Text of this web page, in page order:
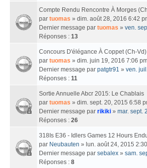
Compte Rendu Rencontre À Morges
par tuomas » dim. août 28, 2016 6:42
Dernier message par tuomas » ven.
Réponses : 13
Concours D'élégance À Coppet (Ch-Vd)
par tuomas » dim. juin 19, 2016 7:06
Dernier message par patgtr91 » ven.
Réponses : 11
Sortie Annuelle Abcr 2015: Le Chablais
par tuomas » dim. sept. 20, 2015 6:58
Dernier message par rikiki » mar. sept.
Réponses : 26
318Is E36 - Idlers Games 12 Hours
par Neubauten » lun. août 24, 2015
Dernier message par sebalex » sam.
Réponses : 8